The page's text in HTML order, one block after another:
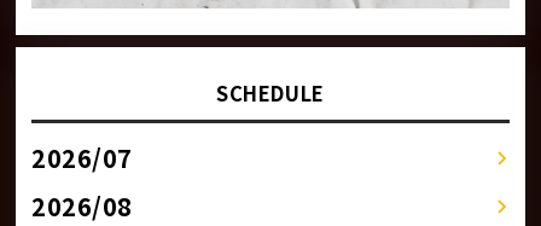
SCHEDULE
2026/07
2026/08